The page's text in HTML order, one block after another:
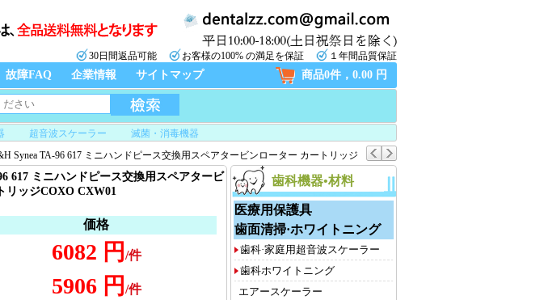
30日間返品可能 お客様の100% の満足を保証 １年間品質保証
故障FAQ 企業情報 サイトマップ 商品0件，0.00 円
超音波スケーラー
滅菌・消毒機器
Synea TA-96 617 ミニハンドピース交換用スペアタービンローター カートリッジ
歯科機器•材料
医療用保護具
歯面清掃·ホワイトニング
歯科·家庭用超音波スケーラー
歯科ホワイトニング
エアースケーラー
617 ミニハンドピース交換用スペアタービ
リッジCOXO CXW01
価格
6082 円 /件
5906 円 /件